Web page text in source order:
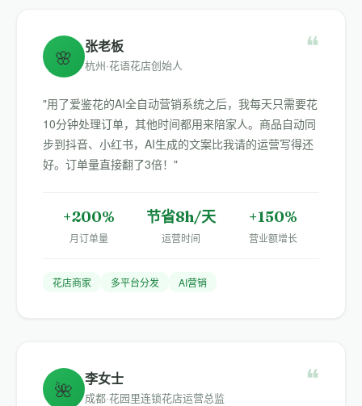
🌸 张老板
杭州·花语花店创始人
❝
"用了爱鉴花的AI全自动营销系统之后，我每天只需要花
10分钟处理订单，其他时间都用来陪家人。商品自动同
步到抖音、小红书，AI生成的文案比我请的运营写得还
好。订单量直接翻了3倍！"
+200%
月订单量
节省8h/天
运营时间
+150%
营业额增长
花店商家 多平台分发 AI营销
🌺 李女士
成都·花园里连锁花店运营总监
❝